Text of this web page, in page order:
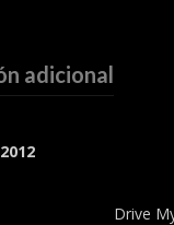
adicional
Drive